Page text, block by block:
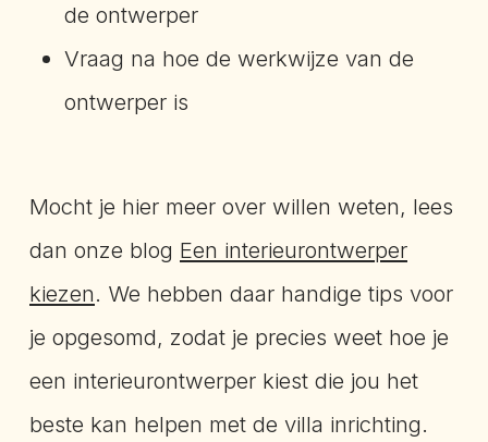
de ontwerper
Vraag na hoe de werkwijze van de
ontwerper is
Mocht je hier meer over willen weten, lees
dan onze blog Een interieurontwerper
kiezen. We hebben daar handige tips voor
je opgesomd, zodat je precies weet hoe je
een interieurontwerper kiest die jou het
beste kan helpen met de villa inrichting.